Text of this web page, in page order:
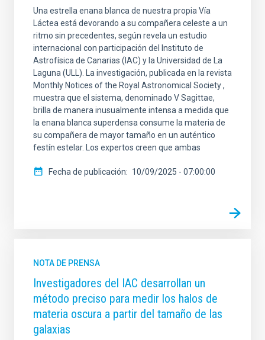
Una estrella enana blanca de nuestra propia Vía
Láctea está devorando a su compañera celeste a un
ritmo sin precedentes, según revela un estudio
internacional con participación del Instituto de
Astrofísica de Canarias (IAC) y la Universidad de La
Laguna (ULL). La investigación, publicada en la revista
Monthly Notices of the Royal Astronomical Society ,
muestra que el sistema, denominado V Sagittae,
brilla de manera inusualmente intensa a medida que
la enana blanca superdensa consume la materia de
su compañera de mayor tamaño en un auténtico
festín estelar. Los expertos creen que ambas
Fecha de publicación 10/09/2025 - 07:00:00
NOTA DE PRENSA
Investigadores del IAC desarrollan un
método preciso para medir los halos de
materia oscura a partir del tamaño de las
galaxias